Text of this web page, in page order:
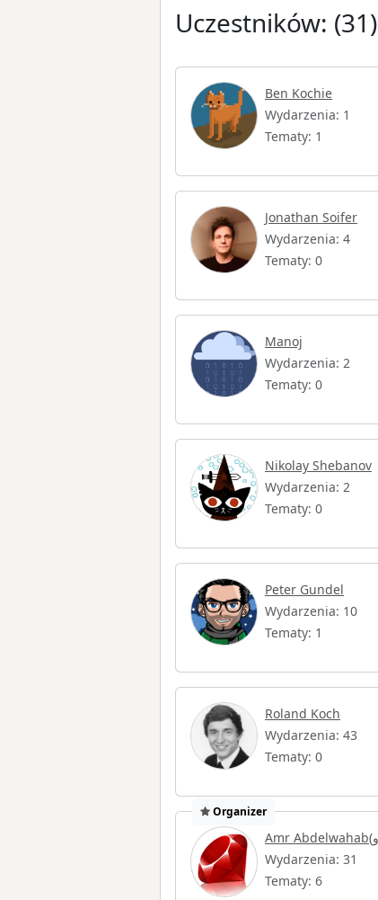
Uczestników: (31)
Ben Kochie
Wydarzenia: 1
Tematy: 1
Jonathan Soifer
Wydarzenia: 4
Tematy: 0
Manoj
Wydarzenia: 2
Tematy: 0
Nikolay Shebanov
Wydarzenia: 2
Tematy: 0
Peter Gundel
Wydarzenia: 10
Tematy: 1
Roland Koch
Wydarzenia: 43
Tematy: 0
Organizer
Wydarzenia: 31
Tematy: 6